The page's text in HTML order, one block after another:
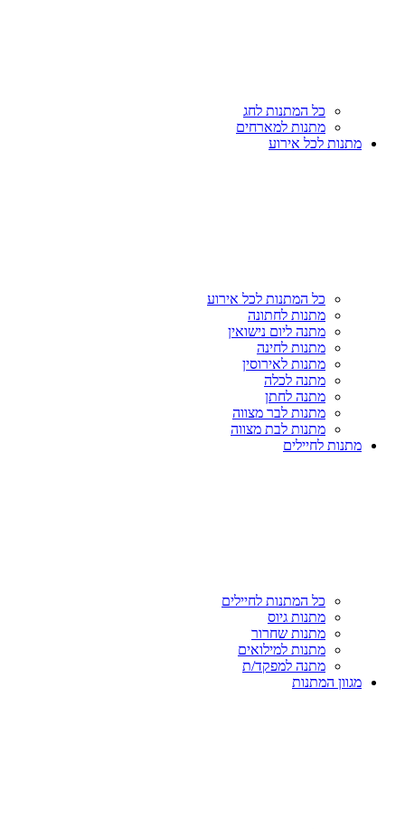
כל המתנות לחג
מתנות למארחים
מתנות לכל אירוע
כל המתנות לכל אירוע
מתנות לחתונה
מתנה ליום נישואין
מתנות לחינה
מתנות לאירוסין
מתנה לכלה
מתנה לחתן
מתנות לבר מצווה
מתנות לבת מצווה
מתנות לחיילים
כל המתנות לחיילים
מתנות גיוס
מתנות שחרור
מתנות למילואים
מתנה למפקד/ת
מגוון המתנות